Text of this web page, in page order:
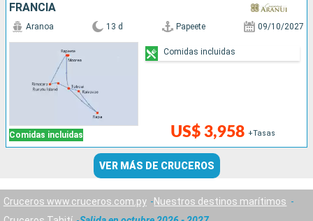
FRANCIA
Comidas incluidas
Aranoa 13 d Papeete 09/10/2027
US$ 3,958 +Tasas
Comidas incluidas
VER MÁS DE CRUCEROS
Cruceros www.cruceros.com.py
Nuestros destinos marítimos